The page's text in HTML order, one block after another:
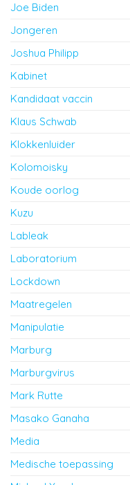
Joe Biden
Jongeren
Joshua Philipp
Kabinet
Kandidaat vaccin
Klaus Schwab
Klokkenluider
Kolomoisky
Koude oorlog
Kuzu
Lableak
Laboratorium
Lockdown
Maatregelen
Manipulatie
Marburg
Marburgvirus
Mark Rutte
Masako Ganaha
Media
Medische toepassing